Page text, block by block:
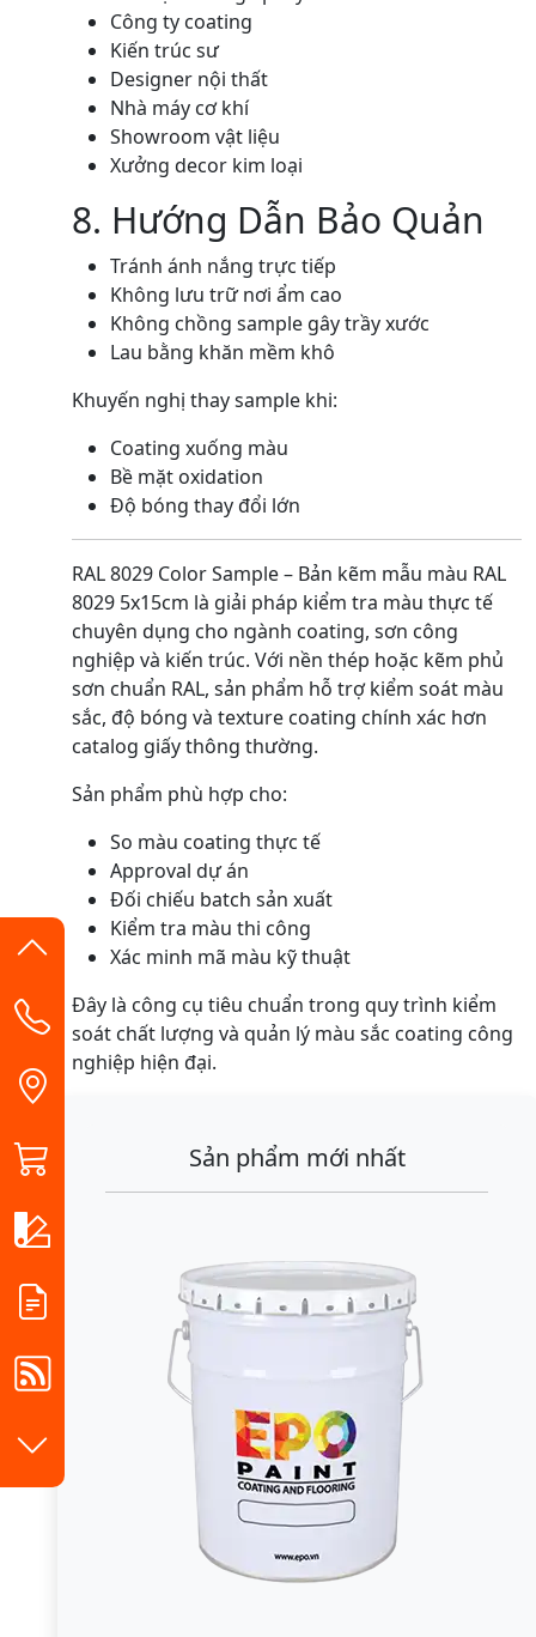
Công ty coating
Kiến trúc sư
Designer nội thất
Nhà máy cơ khí
Showroom vật liệu
Xưởng decor kim loại
8. Hướng Dẫn Bảo Quản
Tránh ánh nắng trực tiếp
Không lưu trữ nơi ẩm cao
Không chồng sample gây trầy xước
Lau bằng khăn mềm khô
Khuyến nghị thay sample khi:
Coating xuống màu
Bề mặt oxidation
Độ bóng thay đổi lớn
RAL 8029 Color Sample – Bản kẽm mẫu màu RAL
8029 5x15cm là giải pháp kiểm tra màu thực tế
chuyên dụng cho ngành coating, sơn công
nghiệp và kiến trúc. Với nền thép hoặc kẽm phủ
sơn chuẩn RAL, sản phẩm hỗ trợ kiểm soát màu
sắc, độ bóng và texture coating chính xác hơn
catalog giấy thông thường.
Sản phẩm phù hợp cho:
So màu coating thực tế
Approval dự án
Đối chiếu batch sản xuất
Kiểm tra màu thi công
Xác minh mã màu kỹ thuật
Đây là công cụ tiêu chuẩn trong quy trình kiểm
soát chất lượng và quản lý màu sắc coating công
nghiệp hiện đại.
Sản phẩm mới nhất